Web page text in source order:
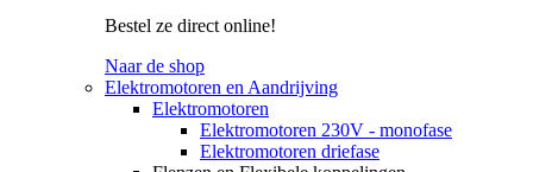
Bestel ze direct online!
Naar de shop
Elektromotoren en Aandrijving
Elektromotoren
Elektromotoren 230V - monofase
Elektromotoren driefase